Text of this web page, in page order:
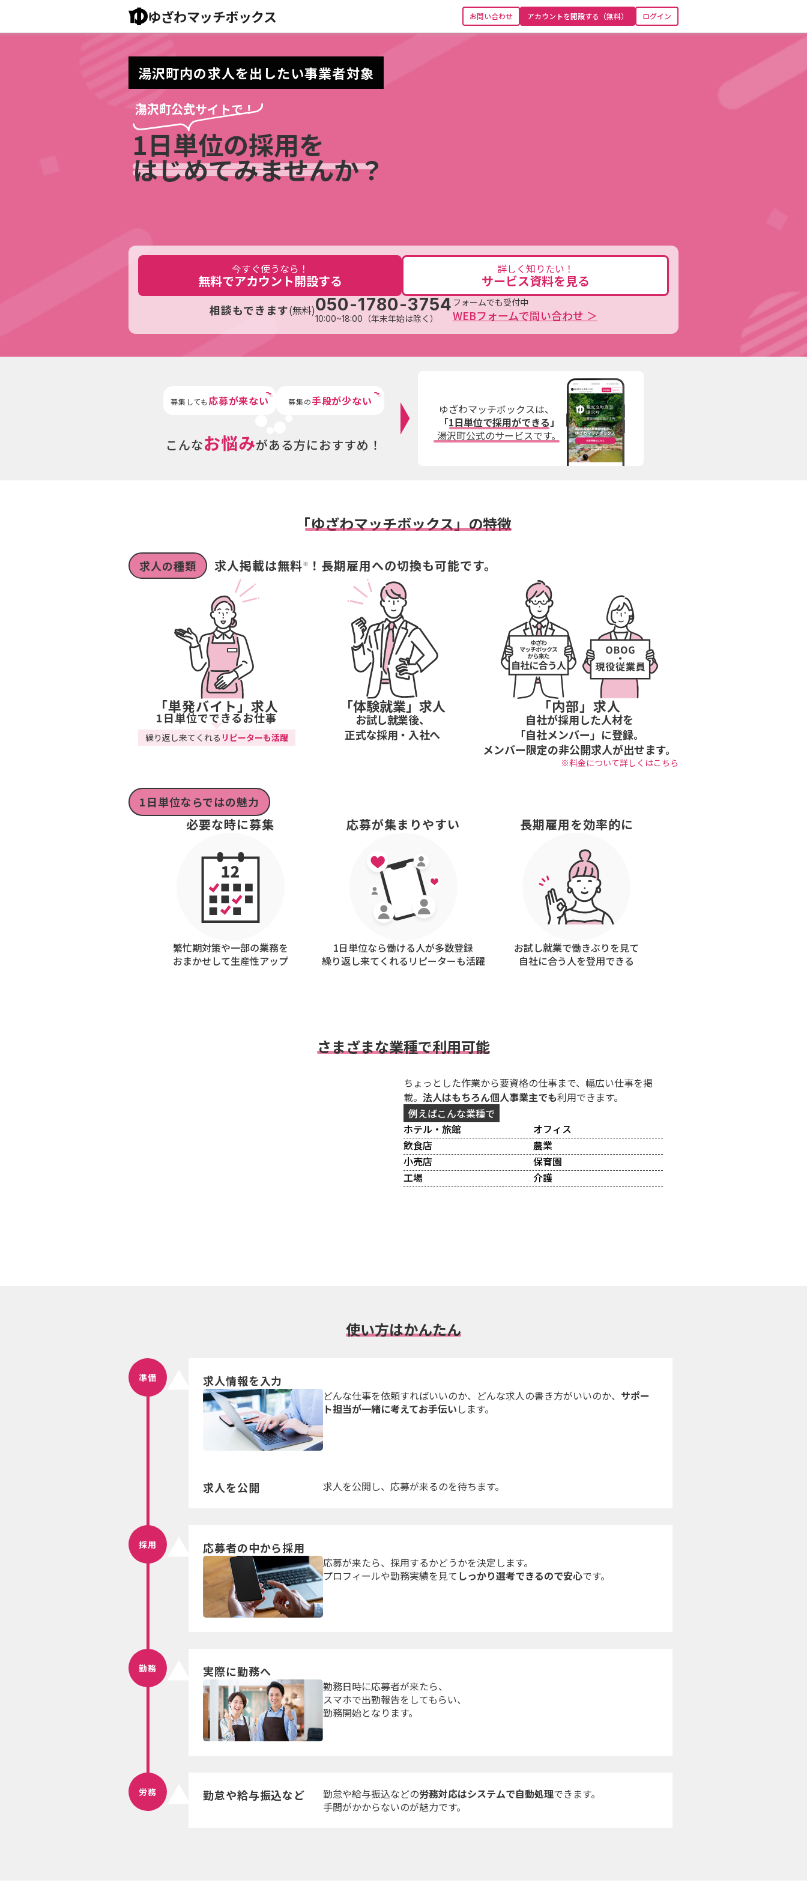
ゆざわマッチボックス お問い合わせ アカウントを開設する（無料） ログイン
湯沢町内の求人を出したい事業者対象
・・・・・
湯沢町公式サイトで！
1日単位の採用を
はじめてみませんか？
今すぐ使うなら！
無料でアカウント開設する
詳しく知りたい！
サービス資料を見る
相談もできます(無料)050-1780-3754
10:00~18:00（年末年始は除く）
フォームでも受付中
WEBフォームで問い合わせ ＞
募集しても 応募が来ない 募集の手段が少ない
こんなお悩みがある方におすすめ！
ゆざわマッチボックスは、
「1日単位で採用ができる」
湯沢町公式のサービスです。
「ゆざわマッチボックス」の特徴
求人の種類 求人掲載は無料※ ！長期雇用への切換も可能です。
「単発バイト」求人
1日単位でできるお仕事
繰り返し来てくれる リピーターも活躍
「体験就業」求人
お試し就業後、
正式な採用・入社へ
「内部」求人
自社が採用した人材を
「自社メンバー」に登録。
メンバー限定の非公開求人が出せます。
※料金について詳しくはこちら
1日単位ならではの魅力
必要な時に募集
繁忙期対策や一部の業務を
おまかせして生産性アップ
応募が集まりやすい
1日単位なら働ける人が多数登録
繰り返し来てくれるリピーターも活躍
長期雇用を効率的に
お試し就業で働きぶりを見て
自社に合う人を登用できる
さまざまな業種で利用可能
ちょっとした作業から要資格の仕事まで、幅広い仕事を掲
載。 法人はもちろん個人事業主でも利用できます。
例えばこんな業種で
ホテル・旅館
オフィス
飲食店
農業
小売店
保育園
工場
介護
使い方はかんたん
準備 求人情報を入力
どんな仕事を依頼すればいいのか、どんな求人の書き方がいいのか、 サポー
ト担当が一緒に考えてお手伝いします。
求人を公開 求人を公開し、応募が来るのを待ちます。
採用 応募者の中から採用
応募が来たら、採用するかどうかを決定します。
プロフィールや勤務実績を見て しっかり選考できるので安心です。
勤務 実際に勤務へ
勤務日時に応募者が来たら、
スマホで出勤報告をしてもらい、
勤務開始となります。
労務 勤怠や給与振込など 勤怠や給与振込などの労務対応はシステムで自動処理できます。
手間がかからないのが魅力です。